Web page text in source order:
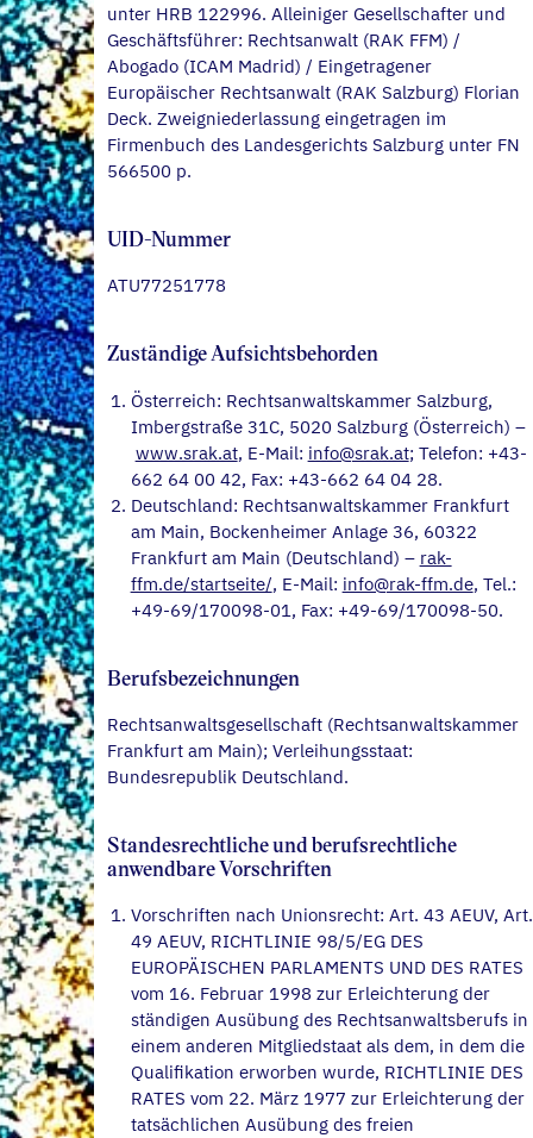
unter HRB 122996. Alleiniger Gesellschafter und
Geschäftsführer: Rechtsanwalt (RAK FFM) /
Abogado (ICAM Madrid) / Eingetragener
Europäischer Rechtsanwalt (RAK Salzburg) Florian
Deck. Zweigniederlassung eingetragen im
Firmenbuch des Landesgerichts Salzburg unter FN
566500 p.
UID-Nummer
ATU77251778
Zuständige Aufsichtsbehorden
Österreich: Rechtsanwaltskammer Salzburg,
Imbergstraße 31C, 5020 Salzburg (Österreich) –
www.srak.at, E-Mail: info@srak.at; Telefon: +43-
662 64 00 42, Fax: +43-662 64 04 28.
Deutschland: Rechtsanwaltskammer Frankfurt
am Main, Bockenheimer Anlage 36, 60322
Frankfurt am Main (Deutschland) – rak-
ffm.de/startseite/, E-Mail: info@rak-ffm.de, Tel.:
+49-69/170098-01, Fax: +49-69/170098-50.
Berufsbezeichnungen
Rechtsanwaltsgesellschaft (Rechtsanwaltskammer
Frankfurt am Main); Verleihungsstaat:
Bundesrepublik Deutschland.
Standesrechtliche und berufsrechtliche
anwendbare Vorschriften
Vorschriften nach Unionsrecht: Art. 43 AEUV, Art.
49 AEUV, RICHTLINIE 98/5/EG DES
EUROPÄISCHEN PARLAMENTS UND DES RATES
vom 16. Februar 1998 zur Erleichterung der
ständigen Ausübung des Rechtsanwaltsberufs in
einem anderen Mitgliedstaat als dem, in dem die
Qualifikation erworben wurde, RICHTLINIE DES
RATES vom 22. März 1977 zur Erleichterung der
tatsächlichen Ausübung des freien